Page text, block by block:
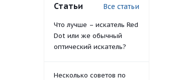
Статьи Все статьи
Что лучше – искатель Red
Dot или же обычный
оптический искатель?
Несколько советов по